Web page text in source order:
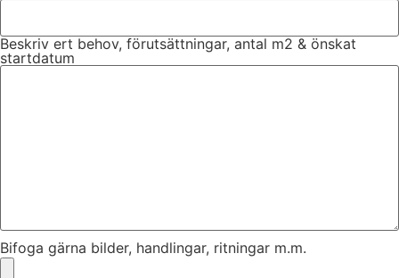
Beskriv ert behov, förutsättningar, antal m2 & önskat
startdatum
Bifoga gärna bilder, handlingar, ritningar m.m.